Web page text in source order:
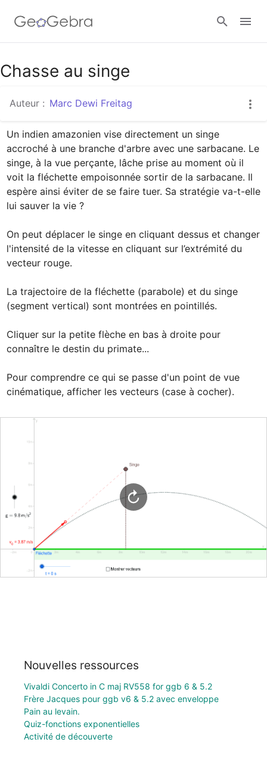
Google Classroom
Classe GeoGebra
Se connecter
Chasse au singe
Auteur : Marc Dewi Freitag
Un indien amazonien vise directement un singe
accroché à une branche d'arbre avec une sarbacane. Le
singe, à la vue perçante, lâche prise au moment où il
voit la fléchette empoisonnée sortir de la sarbacane. Il
espère ainsi éviter de se faire tuer. Sa stratégie va-t-elle
lui sauver la vie ?
On peut déplacer le singe en cliquant dessus et changer
l'intensité de la vitesse en cliquant sur l’extrémité du
vecteur rouge.
La trajectoire de la fléchette (parabole) et du singe
(segment vertical) sont montrées en pointillés.
Cliquer sur la petite flèche en bas à droite pour
connaître le destin du primate...
Pour comprendre ce qui se passe d'un point de vue
cinématique, afficher les vecteurs (case à cocher).
Nouvelles ressources
Vivaldi Concerto in C maj RV558 for ggb 6 & 5.2
Frère Jacques pour ggb v6 & 5.2 avec enveloppe
Pain au levain.
Quiz-fonctions exponentielles
Activité de découverte